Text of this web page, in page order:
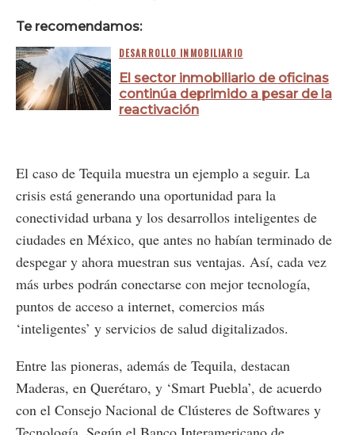
Te recomendamos:
DESARROLLO INMOBILIARIO
El sector inmobiliario de oficinas
continúa deprimido a pesar de la
reactivación
El caso de Tequila muestra un ejemplo a seguir. La
crisis está generando una oportunidad para la
conectividad urbana y los desarrollos inteligentes de
ciudades en México, que antes no habían terminado de
despegar y ahora muestran sus ventajas. Así, cada vez
más urbes podrán conectarse con mejor tecnología,
puntos de acceso a internet, comercios más
‘inteligentes’ y servicios de salud digitalizados.
Entre las pioneras, además de Tequila, destacan
Maderas, en Querétaro, y ‘Smart Puebla’, de acuerdo
con el Consejo Nacional de Clústeres de Softwares y